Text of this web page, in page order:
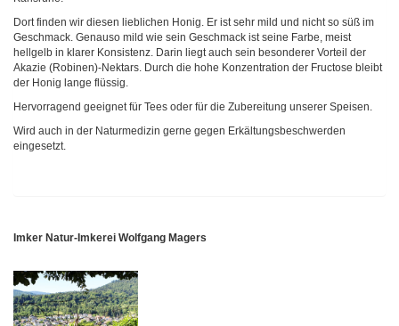
Dort finden wir diesen lieblichen Honig. Er ist sehr mild und nicht so süß im
Geschmack. Genauso mild wie sein Geschmack ist seine Farbe, meist
hellgelb in klarer Konsistenz. Darin liegt auch sein besonderer Vorteil der
Akazie (Robinen)-Nektars. Durch die hohe Konzentration der Fructose bleibt
der Honig lange flüssig.
Hervorragend geeignet für Tees oder für die Zubereitung unserer Speisen.
Wird auch in der Naturmedizin gerne gegen Erkältungsbeschwerden
eingesetzt.
Imker Natur-Imkerei Wolfgang Magers